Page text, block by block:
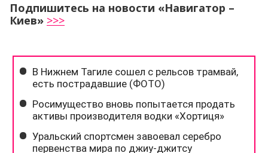
Подпишитесь на новости «Навигатор –
Киев» >>>